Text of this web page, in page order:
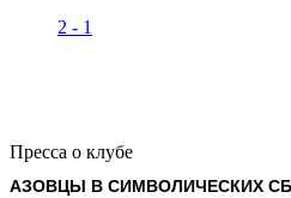
2 - 1
Пресса о клубе
АЗОВЦЫ В СИМВОЛИЧЕСКИХ